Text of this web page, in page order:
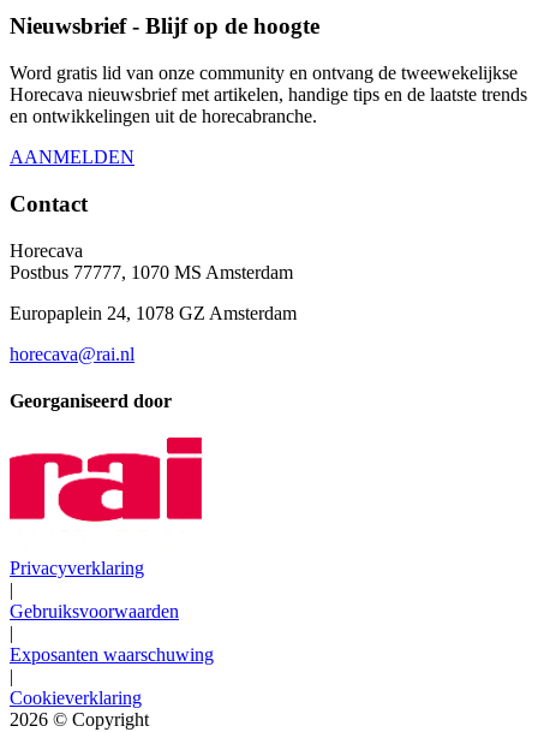
Nieuwsbrief - Blijf op de hoogte
Word gratis lid van onze community en ontvang de tweewekelijkse
Horecava nieuwsbrief met artikelen, handige tips en de laatste trends
en ontwikkelingen uit de horecabranche.
AANMELDEN
Contact
Horecava
Postbus 77777, 1070 MS Amsterdam
Europaplein 24, 1078 GZ Amsterdam
horecava@rai.nl
Georganiseerd door
Privacyverklaring
|
Gebruiksvoorwaarden
|
Exposanten waarschuwing
|
Cookieverklaring
2026 © Copyright